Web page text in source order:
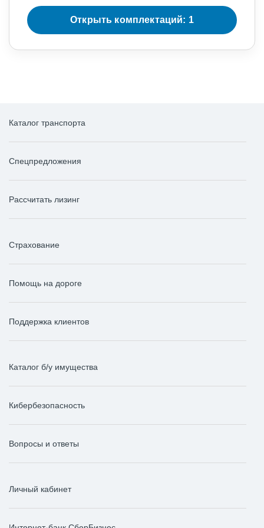
Открыть комплектаций: 1
Каталог транспорта
Спецпредложения
Рассчитать лизинг
Страхование
Помощь на дороге
Поддержка клиентов
Каталог б/у имущества
Кибербезопасность
Вопросы и ответы
Личный кабинет